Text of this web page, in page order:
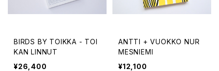
BIRDS BY TOIKKA - TOI
KAN LINNUT
¥26,400
ANTTI + VUOKKO NUR
MESNIEMI
¥12,100